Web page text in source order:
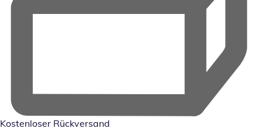
Kostenloser Rückversand